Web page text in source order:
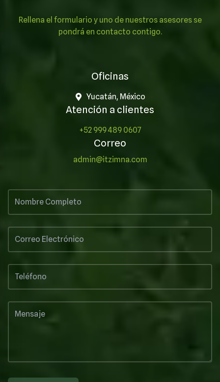
Rellena el formulario y uno de nuestros asesores se
pondrá en contacto contigo.
Oficinas
Yucatán, México
Atención a clientes
+52 999 489 0607
Correo
admin@itzimna.com